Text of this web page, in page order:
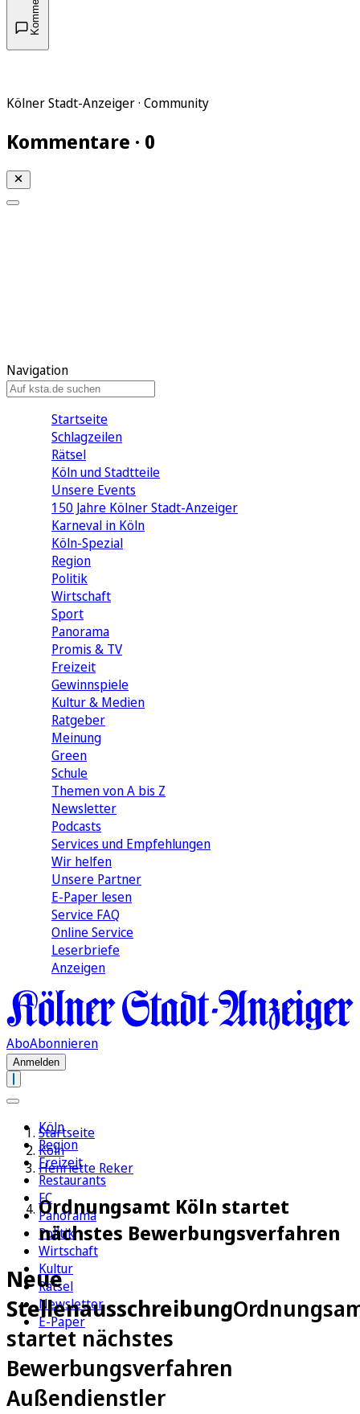
Kölner Stadt-Anzeiger · Community
Kommentare · 0
Navigation
Startseite
Schlagzeilen
Rätsel
Köln und Stadtteile
Unsere Events
150 Jahre Kölner Stadt-Anzeiger
Karneval in Köln
Köln-Spezial
Region
Politik
Wirtschaft
Sport
Panorama
Promis & TV
Freizeit
Gewinnspiele
Kultur & Medien
Ratgeber
Meinung
Green
Schule
Themen von A bis Z
Newsletter
Podcasts
Services und Empfehlungen
Wir helfen
Unsere Partner
E-Paper lesen
Service FAQ
Online Service
Leserbriefe
Anzeigen
AboAbonnieren
Anmelden
Köln
Region
Freizeit
Restaurants
FC
Panorama
Politik
Wirtschaft
Kultur
Rätsel
Newsletter
E-Paper
Startseite
Köln
Henriette Reker
Ordnungsamt Köln startet
nächstes Bewerbungsverfahren
Neue
Stellenausschreibung
startet nächstes
Bewerbungsverfahren
Außendienstler